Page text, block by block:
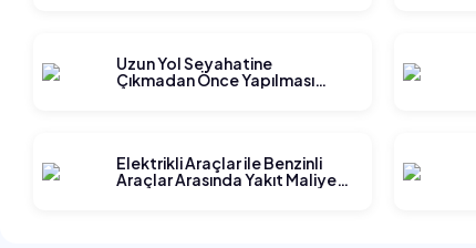
Uzun Yol Seyahatine
Çıkmadan Önce Yapılması
Elektrikli Araçlar ile Benzinli
Araçlar Arasında Yakıt Maliyeti